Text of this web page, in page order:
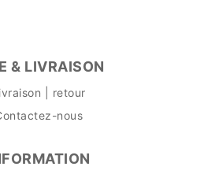
& LIVRAISON
| retour
nous